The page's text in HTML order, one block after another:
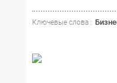
Ключевые слова :